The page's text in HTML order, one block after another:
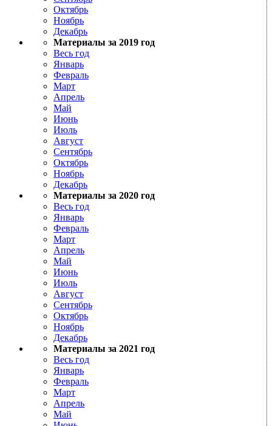
Октябрь
Ноябрь
Декабрь
Материалы за 2019 год
Весь год
Январь
Февраль
Март
Апрель
Май
Июнь
Июль
Август
Сентябрь
Октябрь
Ноябрь
Декабрь
Материалы за 2020 год
Весь год
Январь
Февраль
Март
Апрель
Май
Июнь
Июль
Август
Сентябрь
Октябрь
Ноябрь
Декабрь
Материалы за 2021 год
Весь год
Январь
Февраль
Март
Апрель
Май